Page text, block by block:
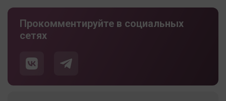
Прокомментируйте в социальных
сетях